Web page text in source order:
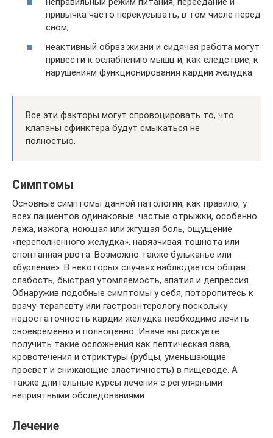
привычка часто перекусывать, в том числе перед
сном;
неактивный образ жизни и сидячая работа могут
привести к ослаблению мышц и, как следствие, к
нарушениям функционирования кардии желудка.
Все эти факторы могут спровоцировать то, что
клапаны сфинктера будут смыкаться не
полностью.
Симптомы
Основные симптомы данной патологии, как правило, у
всех пациентов одинаковые: частые отрыжки, особенно
лежа, изжога, ноющая или жгущая боль, ощущение
«переполненного желудка», навязчивая тошнота или
спонтанная рвота. Возможно также бульканье или
«бурление». В некоторых случаях наблюдается общая
слабость, быстрая утомляемость, апатия и депрессия.
Обнаружив подобные симптомы у себя, поторопитесь к
врачу-терапевту или гастроэнтерологу поскольку
недостаточность кардии желудка необходимо лечить
своевременно и полноценно. Иначе вы рискуете
получить такие осложнения как пептическая язва,
кровотечения и стриктуры (рубцы, уменьшающие
просвет и снижающие эластичность) в пищеводе. А
также длительные курсы лечения с регулярными
неприятными обследованиями.
Лечение